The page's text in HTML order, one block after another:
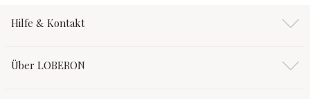
Hilfe & Kontakt
Über LOBERON